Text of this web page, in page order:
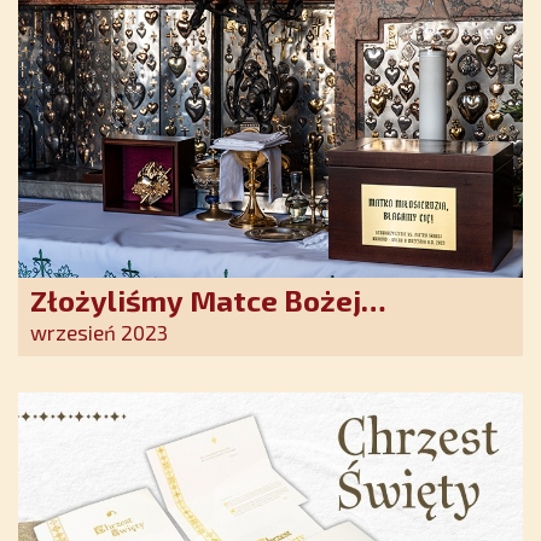
Złożyliśmy Matce Bożej
Ostrobramskiej pozłacane wotum
wrzesień 2023